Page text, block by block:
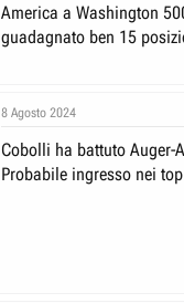
America a Washington
guadagnato ben 15
8 Agosto 2024
Cobolli ha battuto Auger-
Probabile ingresso nei